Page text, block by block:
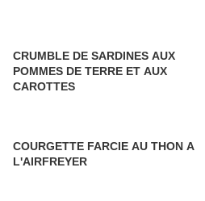
CRUMBLE DE SARDINES AUX
POMMES DE TERRE ET AUX
CAROTTES
COURGETTE FARCIE AU THON A
L'AIRFREYER